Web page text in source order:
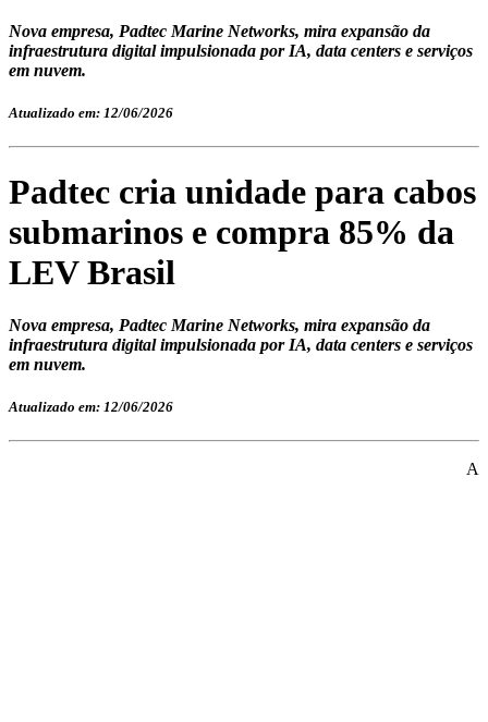
Nova empresa, Padtec Marine Networks, mira expansão da
infraestrutura digital impulsionada por IA, data centers e serviços
em nuvem.
Atualizado em: 12/06/2026
Padtec cria unidade para cabos
submarinos e compra 85% da
LEV Brasil
Nova empresa, Padtec Marine Networks, mira expansão da
infraestrutura digital impulsionada por IA, data centers e serviços
em nuvem.
Atualizado em: 12/06/2026
A